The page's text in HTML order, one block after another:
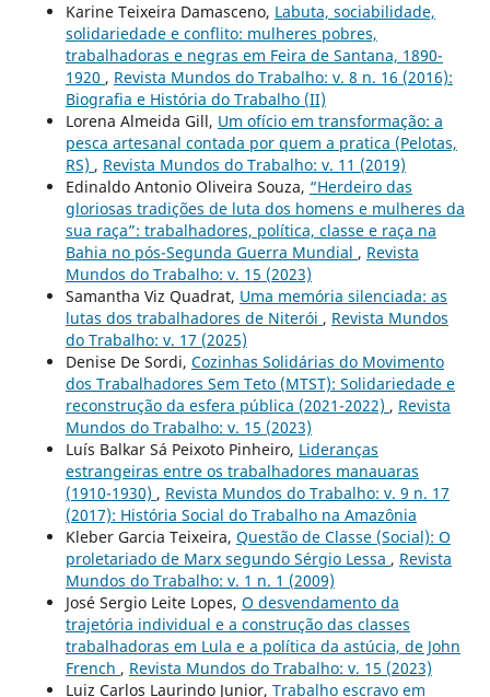
Karine Teixeira Damasceno, Labuta, sociabilidade,
solidariedade e conflito: mulheres pobres,
trabalhadoras e negras em Feira de Santana, 1890-
1920 , Revista Mundos do Trabalho: v. 8 n. 16 (2016):
Biografia e História do Trabalho (II)
Lorena Almeida Gill, Um ofício em transformação: a
pesca artesanal contada por quem a pratica (Pelotas,
RS) , Revista Mundos do Trabalho: v. 11 (2019)
Edinaldo Antonio Oliveira Souza, “Herdeiro das
gloriosas tradições de luta dos homens e mulheres da
sua raça”: trabalhadores, política, classe e raça na
Bahia no pós-Segunda Guerra Mundial , Revista
Mundos do Trabalho: v. 15 (2023)
Samantha Viz Quadrat, Uma memória silenciada: as
lutas dos trabalhadores de Niterói , Revista Mundos
do Trabalho: v. 17 (2025)
Denise De Sordi, Cozinhas Solidárias do Movimento
dos Trabalhadores Sem Teto (MTST): Solidariedade e
reconstrução da esfera pública (2021-2022) , Revista
Mundos do Trabalho: v. 15 (2023)
Luís Balkar Sá Peixoto Pinheiro, Lideranças
estrangeiras entre os trabalhadores manauaras
(1910-1930) , Revista Mundos do Trabalho: v. 9 n. 17
(2017): História Social do Trabalho na Amazônia
Kleber Garcia Teixeira, Questão de Classe (Social): O
proletariado de Marx segundo Sérgio Lessa , Revista
Mundos do Trabalho: v. 1 n. 1 (2009)
José Sergio Leite Lopes, O desvendamento da
trajetória individual e a construção das classes
trabalhadoras em Lula e a política da astúcia, de John
French , Revista Mundos do Trabalho: v. 15 (2023)
Luiz Carlos Laurindo Junior, Trabalho escravo em